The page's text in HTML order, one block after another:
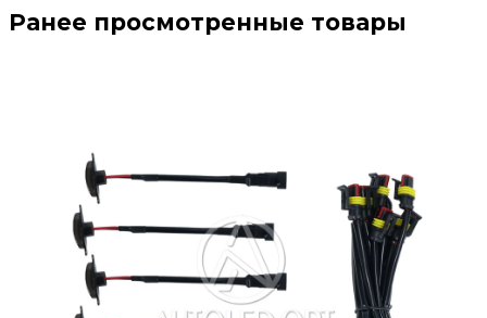
Ранее просмотренные товары